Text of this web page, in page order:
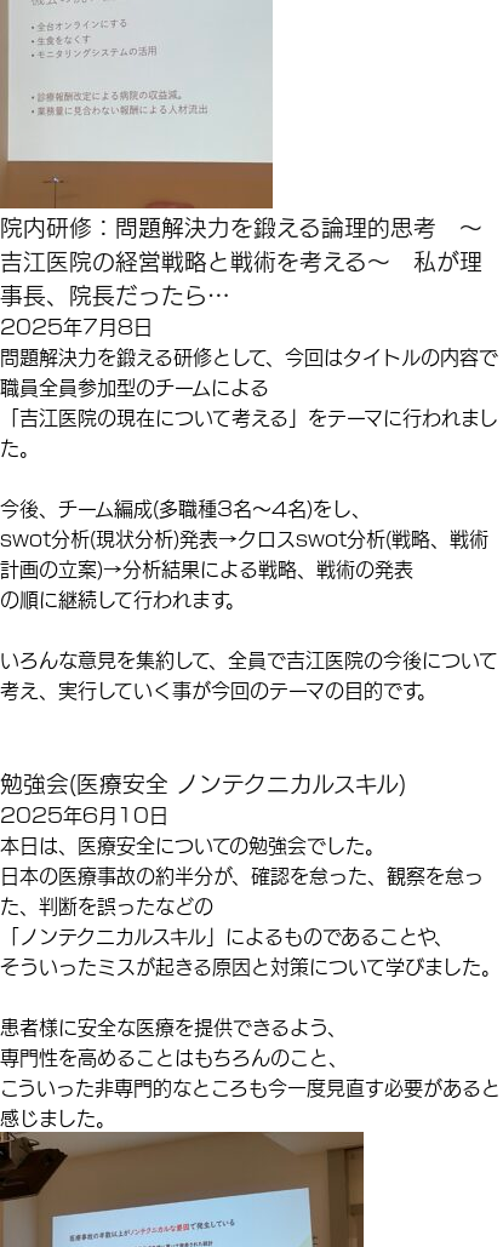
院内研修：問題解決力を鍛える論理的思考 ～
吉江医院の経営戦略と戦術を考える～ 私が理
事長、院長だったら…
2025年7月8日
問題解決力を鍛える研修として、今回はタイトルの内容で
職員全員参加型のチームによる
「吉江医院の現在について考える」をテーマに行われまし
た。
今後、チーム編成(多職種3名～4名)をし、
swot分析(現状分析)発表→クロスswot分析(戦略、戦術
計画の立案)→分析結果による戦略、戦術の発表
の順に継続して行われます。
いろんな意見を集約して、全員で吉江医院の今後について
考え、実行していく事が今回のテーマの目的です。
勉強会(医療安全 ノンテクニカルスキル)
2025年6月10日
本日は、医療安全についての勉強会でした。
日本の医療事故の約半分が、確認を怠った、観察を怠っ
た、判断を誤ったなどの
「ノンテクニカルスキル」によるものであることや、
そういったミスが起きる原因と対策について学びました。
患者様に安全な医療を提供できるよう、
専門性を高めることはもちろんのこと、
こういった非専門的なところも今一度見直す必要があると
感じました。